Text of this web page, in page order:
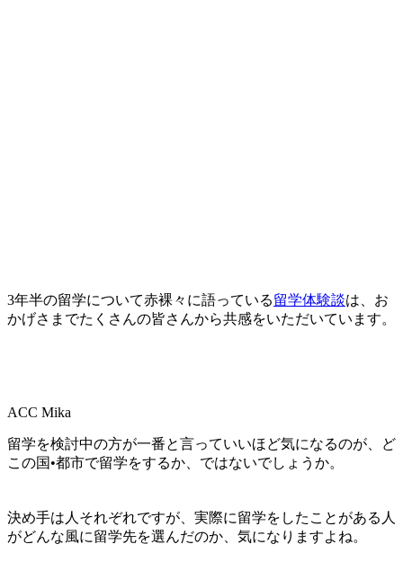
3年半の留学について赤裸々に語っている留学体験談は、お
かげさまでたくさんの皆さんから共感をいただいています。
ACC Mika
留学を検討中の方が一番と言っていいほど気になるのが、
ど
この国•都市で留学をするか 、ではないでしょうか。
決め手は人それぞれですが、実際に留学をしたことがある人
がどんな風に留学先を選んだのか、気になりますよね。